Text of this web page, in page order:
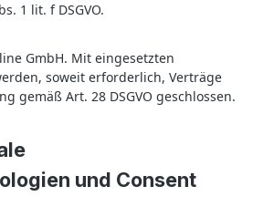
1 lit. f DSGVO.
GmbH. Mit eingesetzten
soweit erforderlich, Verträge
gemäß Art. 28 DSGVO geschlossen.
und Consent